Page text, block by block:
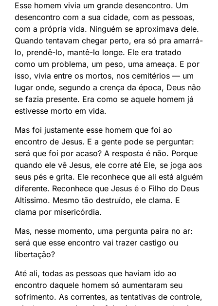
Esse homem vivia um grande desencontro. Um
desencontro com a sua cidade, com as pessoas,
com a própria vida. Ninguém se aproximava dele.
Quando tentavam chegar perto, era só pra amarrá-
lo, prendê-lo, mantê-lo longe. Ele era tratado
como um problema, um peso, uma ameaça. E por
isso, vivia entre os mortos, nos cemitérios — um
lugar onde, segundo a crença da época, Deus não
se fazia presente. Era como se aquele homem já
estivesse morto em vida.
Mas foi justamente esse homem que foi ao
encontro de Jesus. E a gente pode se perguntar:
será que foi por acaso? A resposta é não. Porque
quando ele vê Jesus, ele corre até Ele, se joga aos
seus pés e grita. Ele reconhece que ali está alguém
diferente. Reconhece que Jesus é o Filho do Deus
Altíssimo. Mesmo tão destruído, ele clama. E
clama por misericórdia.
Mas, nesse momento, uma pergunta paira no ar:
será que esse encontro vai trazer castigo ou
libertação?
Até ali, todas as pessoas que haviam ido ao
encontro daquele homem só aumentaram seu
sofrimento. As correntes, as tentativas de controle,